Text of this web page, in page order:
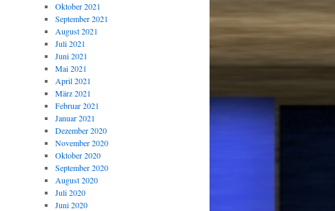
Oktober 2021
September 2021
August 2021
Juli 2021
Juni 2021
Mai 2021
April 2021
März 2021
Februar 2021
Januar 2021
Dezember 2020
November 2020
Oktober 2020
September 2020
August 2020
Juli 2020
Juni 2020